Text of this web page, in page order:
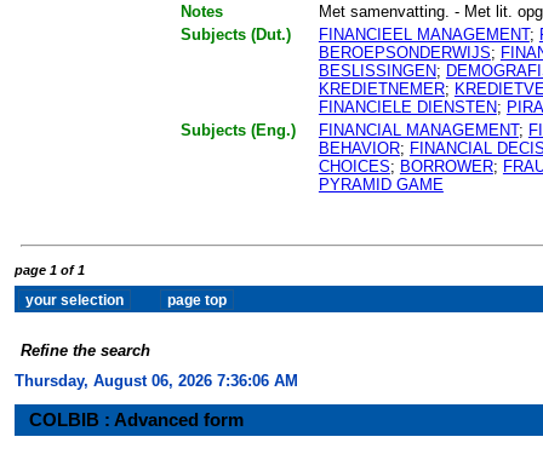
Notes
Met samenvatting. - Met lit.
Subjects (Dut.)
FINANCIEEL MANAGEMENT;
BEROEPSONDERWIJS;
BESLISSINGEN;
KREDIETNEMER;
FINANCIELE DIENSTEN;
Subjects (Eng.)
FINANCIAL MANAGEMENT;
BEHAVIOR; FINANCIAL
CHOICES; BORROWER;
PYRAMID GAME
page 1 of 1
Refine the search
Thursday, August 06, 2026 7:36:06 AM
COLBIB : Advanced form